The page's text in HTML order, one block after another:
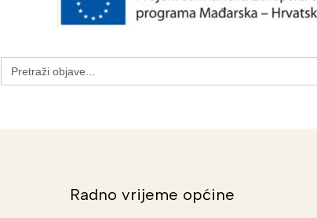
Search
for:
Radno vrijeme općine